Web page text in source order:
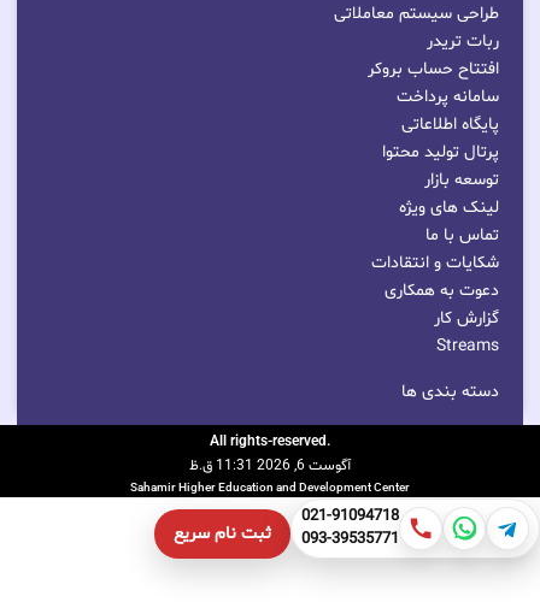
طراحی سیستم معاملاتی
ربات تریدر
افتتاح حساب بروکر
سامانه پرداخت
پایگاه اطلاعاتی
پرتال تولید محتوا
توسعه بازار
لینک های ویژه
تماس با ما
شکایات و انتقادات
دعوت به همکاری
گزارش کار
Streams
دسته بندی ها
.All rights-reserved
آگوست 6, 2026 11:31 ق.ظ
Sahamir Higher Education and Development Center
021-91094718
093-39535771
ثبت نام سریع